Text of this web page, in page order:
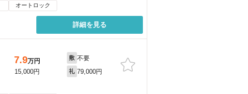
オートロック
詳細を見る
7.9万円
15,000円
敷 不要
礼 79,000円